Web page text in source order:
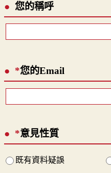
您的稱呼
*您的Email
*意見性質
既有資料疑誤